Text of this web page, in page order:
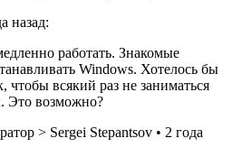
назад:
работать. Знакомые
Windows. Хотелось бы
чтобы всякий раз не заниматься
Это возможно?
> Sergei Stepantsov • 2 года